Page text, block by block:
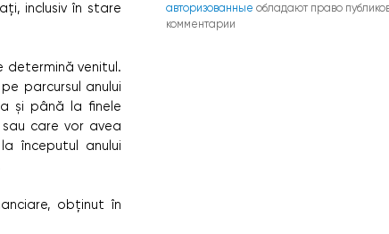
inclusiv în stare
determină venitul.
parcursul anului
și până la finele
care vor avea
începutul anului
obținut în
авторизованные обладают право
комментарии